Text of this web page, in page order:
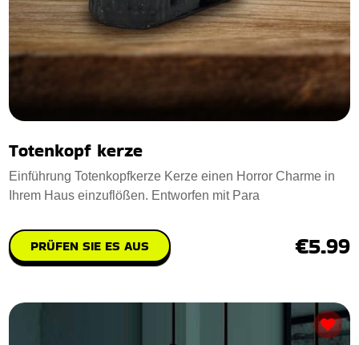
Totenkopf kerze
Einführung Totenkopfkerze Kerze einen Horror Charme in
Ihrem Haus einzuflößen. Entworfen mit Para
PRÜFEN SIE ES AUS €5.99